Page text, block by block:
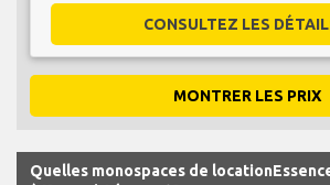
CONSULTEZ LES
MONTRER LES PRIX
Quelles monospaces de